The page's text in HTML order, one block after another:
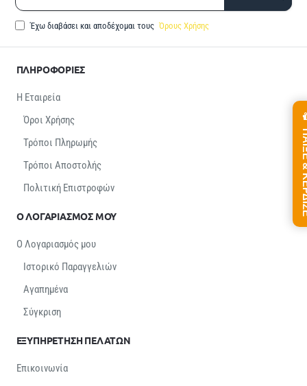
Έχω διαβάσει και αποδέχομαι τους Όρους Χρήσης
ΠΛΗΡΟΦΟΡΙΕΣ
Η Εταιρεία
Όροι Χρήσης
Τρόποι Πληρωμής
Τρόποι Αποστολής
Πολιτική Επιστροφών
Ο ΛΟΓΑΡΙΑΣΜΟΣ ΜΟΥ
Ο Λογαριασμός μου
Ιστορικό Παραγγελιών
Αγαπημένα
Σύγκριση
ΕΞΥΠΗΡΕΤΗΣΗ ΠΕΛΑΤΩΝ
Επικοινωνία